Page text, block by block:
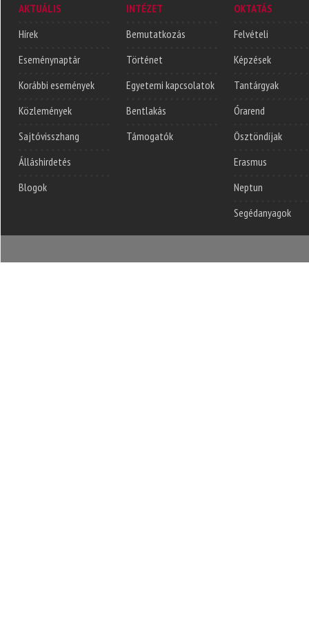
AKTUÁLIS
Hírek
Eseménynaptár
Korábbi események
Közlemények
Sajtóvisszhang
Álláshirdetés
Blogok
INTÉZET
Bemutatkozás
Történet
Egyetemi kapcsolatok
Bentlakás
Támogatók
OKTATÁS
Felvételi
Képzések
Tantárgyak
Órarend
Ösztöndíjak
Erasmus
Neptun
Segédanyagok